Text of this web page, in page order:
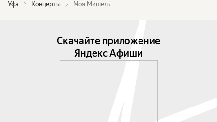
Уфа Концерты Моя Мишель
Скачайте приложение
Яндекс Афиши